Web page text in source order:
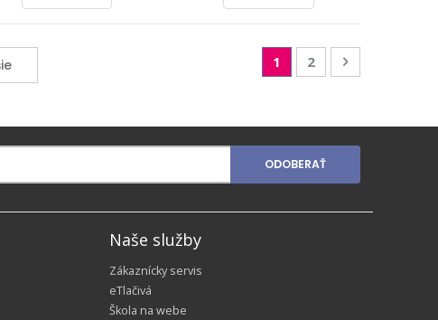
Page
You're currently
1 Page
2 Page
Nasledujúca
ODOBERAŤ
Naše služby
Zákaznícky servis
eTlačivá
Škola na webe